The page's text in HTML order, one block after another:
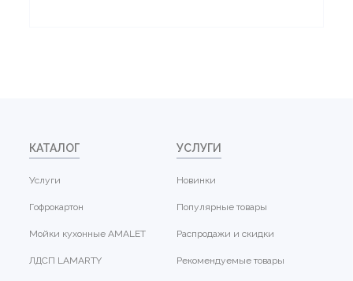
КАТАЛОГ
Услуги
Гофрокартон
Мойки кухонные AMALET
ЛДСП LAMARTY
УСЛУГИ
Новинки
Популярные товары
Распродажи и скидки
Рекомендуемые товары